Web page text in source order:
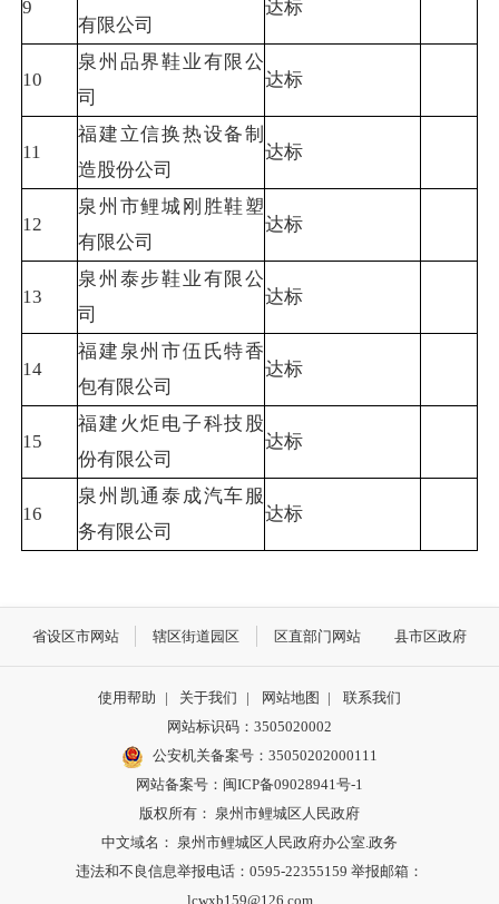
9
有限公司
达标
10
泉州品界鞋业有限公
司
达标
11
福建立信换热设备制
造股份公司
达标
12
泉州市鲤城刚胜鞋塑
有限公司
达标
13
泉州泰步鞋业有限公
司
达标
14
福建泉州市伍氏特香
包有限公司
达标
15
福建火炬电子科技股
份有限公司
达标
16
泉州凯通泰成汽车服
务有限公司
达标
省设区市网站 辖区街道园区 区直部门网站 县市区政府
使用帮助 | 关于我们 | 网站地图 |
联系我们
网站标识码：3505020002
公安机关备案号：35050202000111
网站备案号：闽ICP备09028941号-1
版权所有： 泉州市鲤城区人民政府
中文域名： 泉州市鲤城区人民政府办公室.政务
违法和不良信息举报电话：0595-22355159 举报邮箱：
lcwxb159@126.com